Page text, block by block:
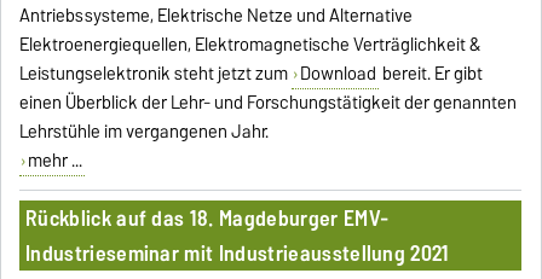
Antriebssysteme, Elektrische Netze und Alternative
Elektroenergiequellen, Elektromagnetische Verträglichkeit &
Leistungselektronik steht jetzt zum Download bereit. Er gibt
einen Überblick der Lehr- und Forschungstätigkeit der genannten
Lehrstühle im vergangenen Jahr.
mehr ...
Rückblick auf das 18. Magdeburger EMV-
Industrieseminar mit Industrieausstellung 2021